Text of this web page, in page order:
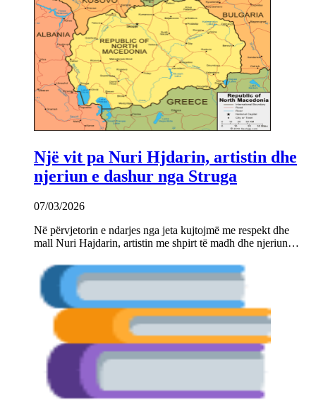
Një vit pa Nuri Hjdarin, artistin dhe
njeriun e dashur nga Struga
07/03/2026
Në përvjetorin e ndarjes nga jeta kujtojmë me respekt dhe
mall Nuri Hajdarin, artistin me shpirt të madh dhe njeriun…